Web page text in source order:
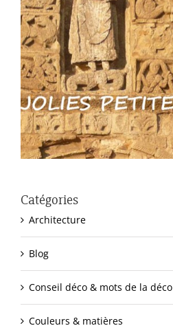
Catégories
Architecture
Blog
Conseil déco & mots de la déco
Couleurs & matières